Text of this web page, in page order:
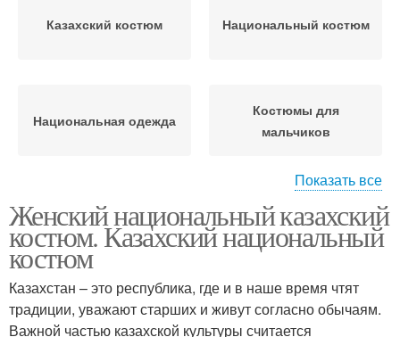
Казахский костюм Национальный костюм
Национальная одежда
Костюмы для
мальчиков
Национальные платья
Показать все
Женский национальный казахский
костюм. Казахский национальный
костюм
Казахстан – это республика, где и в наше время чтят
традиции, уважают старших и живут согласно обычаям.
Важной частью казахской культуры считается